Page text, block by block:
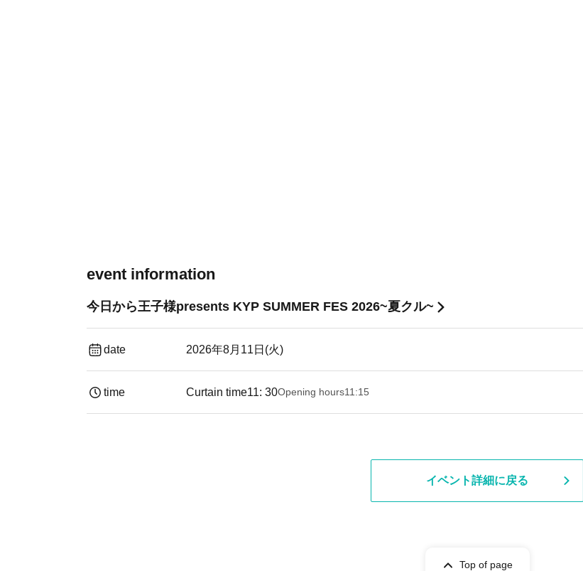
event information
今日から王子様presents KYP SUMMER FES 2026~夏クル~
date 2026年8月11日(火)
time Curtain time11: 30Opening hours11:15
イベント詳細に戻る
Top of page